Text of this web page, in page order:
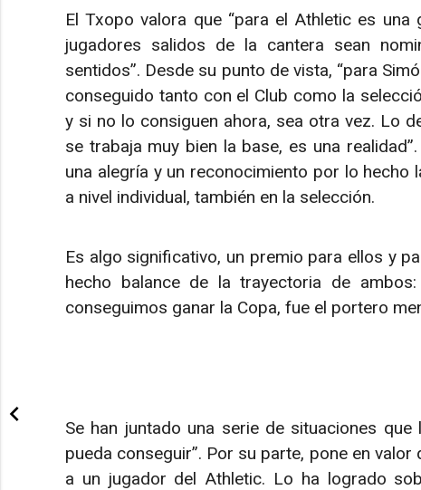
El Txopo valora que “para el Athletic es
jugadores salidos de la cantera sean
sentidos”. Desde su punto de vista, “para
conseguido tanto con el Club como la
y si no lo consiguen ahora, sea otra vez. Lo
se trabaja muy bien la base, es una
una alegría y un reconocimiento por lo hecho
a nivel individual, también en la selección.
Es algo significativo, un premio para ellos y
hecho balance de la trayectoria de
conseguimos ganar la Copa, fue el portero
Se han juntado una serie de situaciones
pueda conseguir”. Por su parte, pone en
a un jugador del Athletic. Lo ha logrado